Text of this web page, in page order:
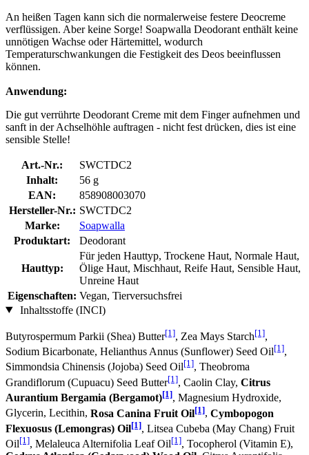
An heißen Tagen kann sich die normalerweise festere Deocreme
verflüssigen. Aber keine Sorge! Soapwalla Deodorant enthält keine
unnötigen Wachse oder Härtemittel, wodurch
Temperaturschwankungen die Festigkeit des Deos beeinflussen
können.
Anwendung:
Die gut verrührte Deodorant Creme mit dem Finger aufnehmen und
sanft in der Achselhöhle auftragen - nicht fest drücken, dies ist eine
sensible Stelle!
Art.-Nr.:
SWCTDC2
Inhalt:
56 g
EAN:
858908003070
Hersteller-Nr.: SWCTDC2
Marke:
Soapwalla
Produktart:
Deodorant
Hauttyp:
Für jeden Hauttyp, Trockene Haut, Normale Haut,
Ölige Haut, Mischhaut, Reife Haut, Sensible Haut,
Unreine Haut
Eigenschaften: Vegan, Tierversuchsfrei
Inhaltsstoffe (INCI)
Butyrospermum Parkii (Shea) Butter[1], Zea Mays Starch[1],
Sodium Bicarbonate, Helianthus Annus (Sunflower) Seed Oil[1],
Simmondsia Chinensis (Jojoba) Seed Oil[1], Theobroma
Grandiflorum (Cupuacu) Seed Butter[1], Caolin Clay, Citrus
Aurantium Bergamia (Bergamot)[1], Magnesium Hydroxide,
Glycerin, Lecithin, Rosa Canina Fruit Oil[1], Cymbopogon
Flexuosus (Lemongras) Oil[1], Litsea Cubeba (May Chang) Fruit
Oil[1], Melaleuca Alternifolia Leaf Oil[1], Tocopherol (Vitamin E),